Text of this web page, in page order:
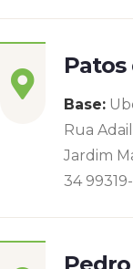
Patos
Base:
Rua
Jardim
34